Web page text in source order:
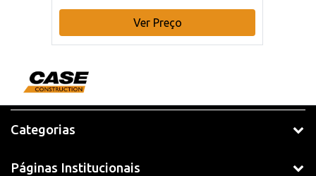
Ver Preço
Categorias
Páginas Institucionais